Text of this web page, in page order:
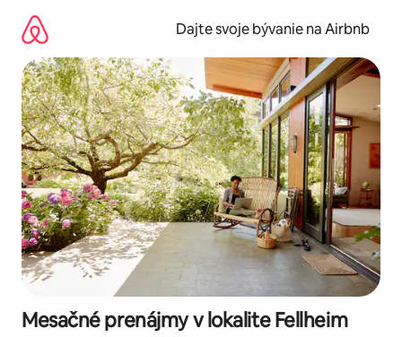
obsah.
Dajte svoje bývanie na Airbnb
Mesačné prenájmy v lokalite Fellheim